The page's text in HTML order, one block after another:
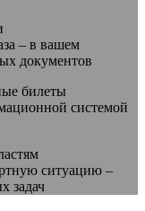
– в вашем
документов
билеты
системой
ситуацию –
задач